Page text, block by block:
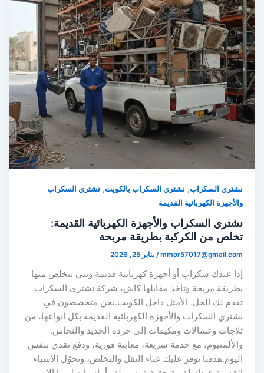
نشتري السكراب, نشتري السكراب بالكويت, نشتري السكراب
والأجهزة الكهربائية القديمة
نشتري السكراب والأجهزة الكهربائية القديمة:
تخلص من الكركبة بطريقة مربحة
mmor57017@gmail.com
/يناير 25, 2026
إذا عندك سكراب أو أجهزة كهربائية قديمة وتبي تتخلص منها
بطريقة مريحة وتاخذ مقابلها كاش، شركة نشتري السكراب
تقدم لك الحل. الأمثل داخل الكويت.نحن متخصصون في
نشتري السكراب والأجهزة الكهربائية القديمة بكل أنواعها، من
ثلاجات وغسالات ومكيفات إلى خردة الحديد والنحاس.
والألمنيوم، مع خدمة سريعة، معاينة فورية، ودفع نقدي بنفس
اليوم.هدفنا نوفر عليك عناء النقل والتخلص، ونحوّل الأشياء